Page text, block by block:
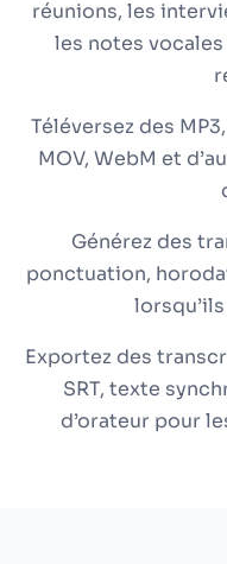
réunions, les
les notes
Téléversez des
MOV, WebM et
Générez des
ponctuation,
Exportez des
SRT, texte
d’orateur pour